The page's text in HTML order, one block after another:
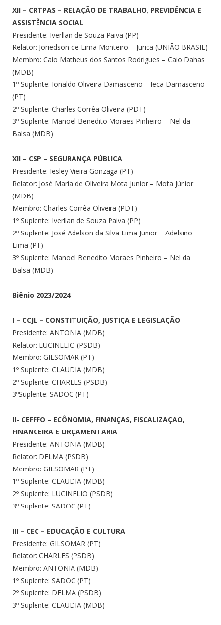
XII – CRTPAS – RELAÇÃO DE TRABALHO, PREVIDÊNCIA E
ASSISTÊNCIA SOCIAL
Presidente: Iverllan de Souza Paiva (PP)
Relator: Joriedson de Lima Monteiro – Jurica (UNIÃO BRASIL)
Membro: Caio Matheus dos Santos Rodrigues – Caio Dahas
(MDB)
1º Suplente: Ionaldo Oliveira Damasceno – Ieca Damasceno
(PT)
2º Suplente: Charles Corrêa Oliveira (PDT)
3º Suplente: Manoel Benedito Moraes Pinheiro – Nel da
Balsa (MDB)
XII – CSP – SEGURANÇA PÚBLICA
Presidente: Iesley Vieira Gonzaga (PT)
Relator: José Maria de Oliveira Mota Junior – Mota Júnior
(MDB)
Membro: Charles Corrêa Oliveira (PDT)
1º Suplente: Iverllan de Souza Paiva (PP)
2º Suplente: José Adelson da Silva Lima Junior – Adelsino
Lima (PT)
3º Suplente: Manoel Benedito Moraes Pinheiro – Nel da
Balsa (MDB)
Biênio 2023/2024
I – CCJL – CONSTITUIÇÃO, JUSTIÇA E LEGISLAÇÃO
Presidente: ANTONIA (MDB)
Relator: LUCINELIO (PSDB)
Membro: GILSOMAR (PT)
1º Suplente: CLAUDIA (MDB)
2º Suplente: CHARLES (PSDB)
3ºSuplente: SADOC (PT)
II- CEFFFO – ECÔNOMIA, FINANÇAS, FISCALIZAÇAO,
FINANCEIRA E ORÇAMENTARIA
Presidente: ANTONIA (MDB)
Relator: DELMA (PSDB)
Membro: GILSOMAR (PT)
1º Suplente: CLAUDIA (MDB)
2º Suplente: LUCINELIO (PSDB)
3º Suplente: SADOC (PT)
III – CEC – EDUCAÇÃO E CULTURA
Presidente: GILSOMAR (PT)
Relator: CHARLES (PSDB)
Membro: ANTONIA (MDB)
1º Suplente: SADOC (PT)
2º Suplente: DELMA (PSDB)
3º Suplente: CLAUDIA (MDB)